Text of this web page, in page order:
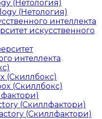
(Нетология)
(Нетология)
интеллекта
искусственного
интеллекта
(Скиллбокс)
(Скиллбокс)
(Скиллфактори)
(Скиллфактори)